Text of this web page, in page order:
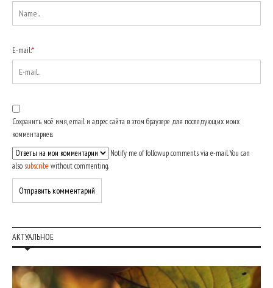
E-mail:*
Сохранить моё имя, email и адрес сайта в этом браузере для последующих моих
комментариев.
Notify me of followup comments via e-mail. You can
also subscribe without commenting.
АКТУАЛЬНОЕ